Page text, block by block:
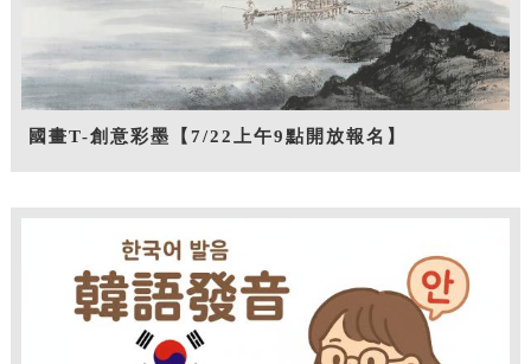
國畫T-創意彩墨【7/22上午9點開放報名】